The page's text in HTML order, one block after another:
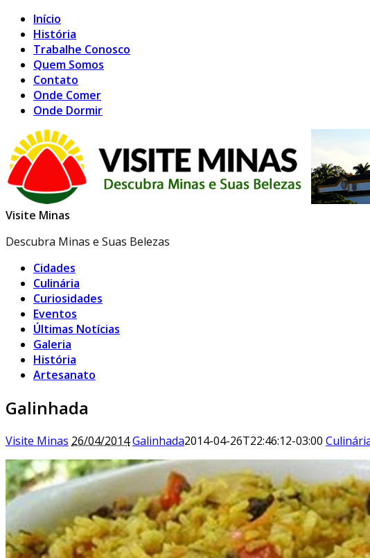
Início
História
Trabalhe Conosco
Quem Somos
Contato
Onde Comer
Onde Dormir
Visite Minas
Descubra Minas e Suas Belezas
Cidades
Culinária
Curiosidades
Eventos
Últimas Notícias
Galeria
História
Artesanato
Galinhada
Visite Minas 26/04/2014Galinhada2014-04-26T22:46:12-03:00